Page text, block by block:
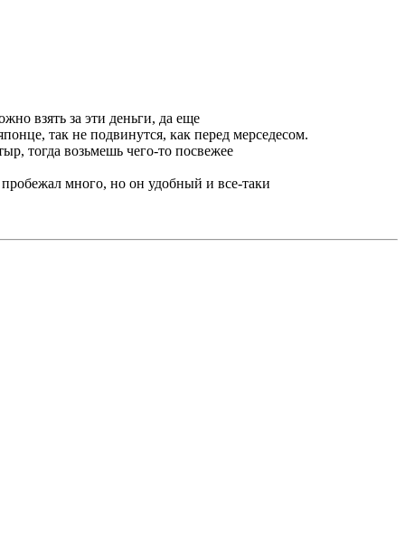
взять за эти деньги, да еще
так не подвинутся, как перед мерседесом.
тогда возьмешь чего-то посвежее
много, но он удобный и все-таки